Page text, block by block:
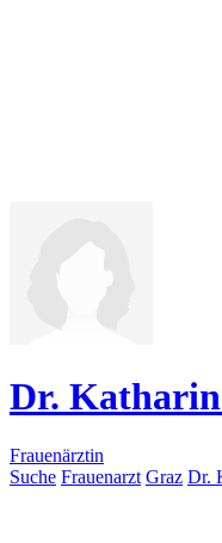
Dr.
Frauenärztin
Suche Frauenarzt Graz Dr.